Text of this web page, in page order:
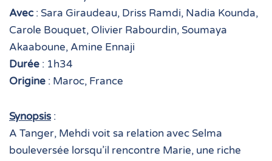
Avec : Sara Giraudeau, Driss Ramdi, Nadia Kounda,
Carole Bouquet, Olivier Rabourdin, Soumaya
Akaaboune, Amine Ennaji
Durée : 1h34
Origine : Maroc, France
Synopsis :
A Tanger, Mehdi voit sa relation avec Selma
bouleversée lorsqu’il rencontre Marie, une riche